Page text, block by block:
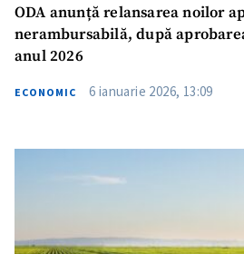
ODA anunță relansarea noilor
nerambursabilă, după
anul 2026
ECONOMIC 6 ianuarie 2026, 13:09